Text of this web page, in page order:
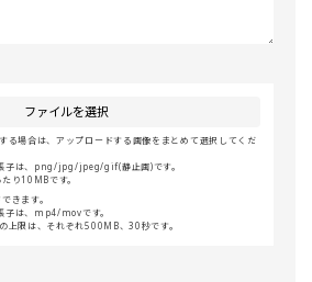
ファイルを選択
る場合は、アップロードする画像をまとめて選択してくだ
子は、png/jpg/jpeg/gif(静止画)です。
り10MBです。
きます。
子は、mp4/movです。
上限は、それぞれ500MB、30秒です。